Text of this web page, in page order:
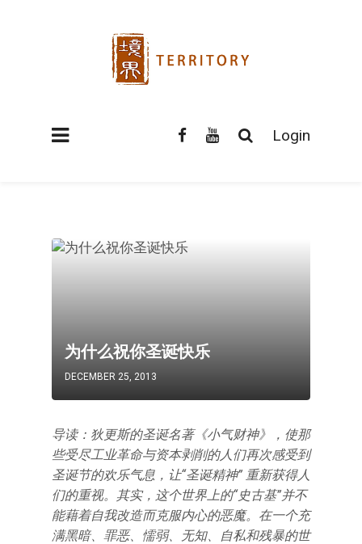
Login
为什么祝你圣诞快乐
DECEMBER 25, 2013
导读：狄更斯的圣诞名著《小气财神》，使那
些受尽工业革命与资本剥削的人们再次感受到
圣诞节的欢乐气息，让“圣诞精神” 重新获得人
们的重视。其实，这个世界上的“史古基”并不
能藉着自我改造而克服内心的恶魔。在一个充
满黑暗、罪恶、懦弱、无知、自私和残暴的世